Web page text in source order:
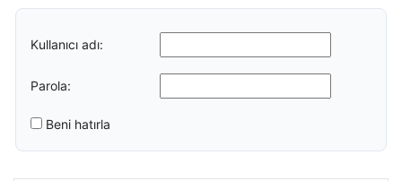
Kullanıcı adı:
Parola:
Beni hatırla